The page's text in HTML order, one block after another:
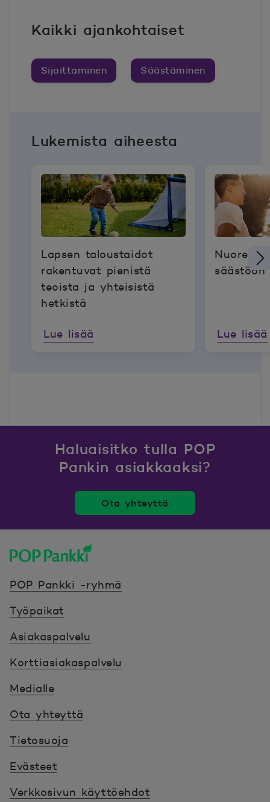
Kaikki ajankohtaiset
Sijoittaminen Säästäminen
Lukemista aiheesta
Lapsen taloustaidot
rakentuvat pienistä
teoista ja yhteisistä
hetkistä
Lue lisää
Nuoren
Lue lisää
Haluaisitko tulla POP
Pankin asiakkaaksi?
Ota yhteyttä
POP Pankki -ryhmä
Työpaikat
Asiakaspalvelu
Korttiasiakaspalvelu
Medialle
Ota yhteyttä
Tietosuoja
Evästeet
Verkkosivun käyttöehdot